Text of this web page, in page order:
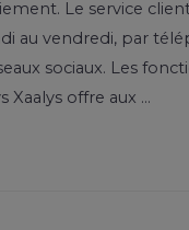
Le service
au vendredi, par
sociaux. Les
Xaalys offre aux …